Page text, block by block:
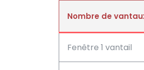
Nombre de
Fenêtre 1 vantail